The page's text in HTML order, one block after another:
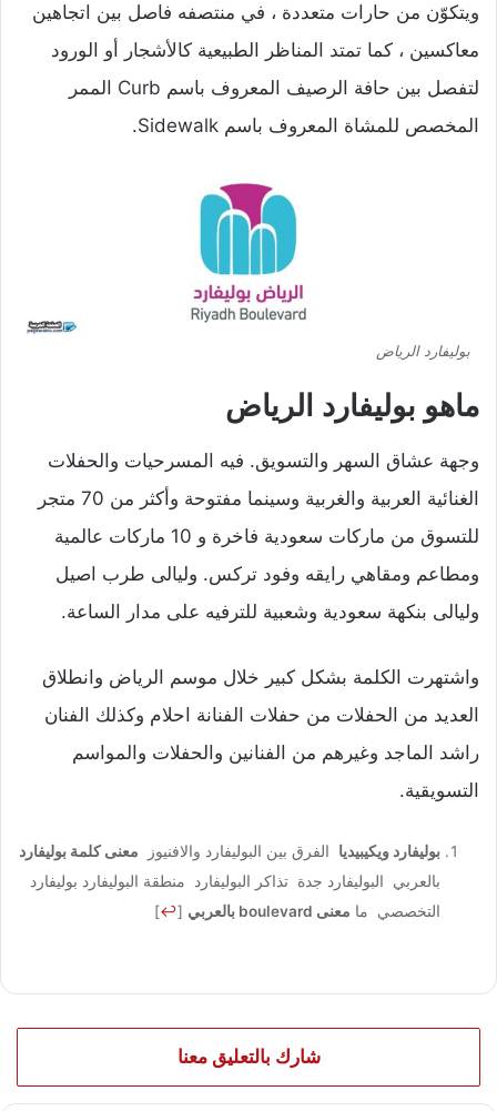
ويتكوّن من حارات متعددة ، في منتصفه فاصل بين اتجاهين
معاكسين ، كما تمتد المناظر الطبيعية كالأشجار أو الورود
لتفصل بين حافة الرصيف المعروف باسم Curb الممر
المخصص للمشاة المعروف باسم Sidewalk.
بوليفارد الرياض
ماهو بوليفارد الرياض
وجهة عشاق السهر والتسويق. فيه المسرحيات والحفلات
الغنائية العربية والغربية وسينما مفتوحة وأكثر من 70 متجر
للتسوق من ماركات سعودية فاخرة و 10 ماركات عالمية
ومطاعم ومقاهي رايقه وفود تركس. وليالى طرب اصيل
وليالى بنكهة سعودية وشعبية للترفيه على مدار الساعة.
واشتهرت الكلمة بشكل كبير خلال موسم الرياض وانطلاق
العديد من الحفلات من حفلات الفنانة احلام وكذلك الفنان
راشد الماجد وغيرهم من الفنانين والحفلات والمواسم
التسويقية.
بوليفارد ويكيبيديا الفرق بين البوليفارد والافنيوز معنى كلمة بوليفارد
بالعربي البوليفارد جدة تذاكر البوليفارد منطقة البوليفارد بوليفارد
التخصصي ما معنى boulevard بالعربي [
↩
]
شارك بالتعليق معنا